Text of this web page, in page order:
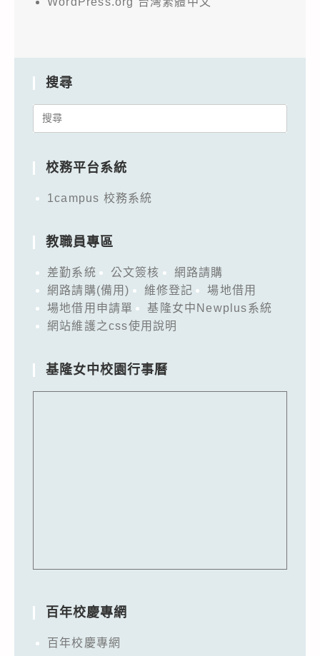
搜尋
Search
校務平台系統
1campus 校務系統
教職員專區
差勤系統 公文簽核
網路請購
網路請購(備用)
維修登記
場地借用
場地借用申請單
基隆女中Newplus系統
網站維護之css使用說明
基隆女中校園行事曆
百年校慶專網
百年校慶專網